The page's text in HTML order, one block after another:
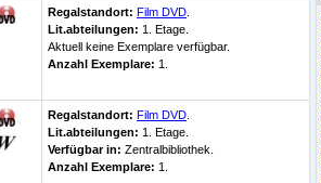
Regalstandort: Film DVD
Lit.abteilungen: 1. Etage.
Aktuell keine Exemplare verfügbar.
Anzahl Exemplare: 1.
Regalstandort: Film DVD
Lit.abteilungen: 1. Etage.
Verfügbar in: Zentralbibliothek
Anzahl Exemplare: 1.